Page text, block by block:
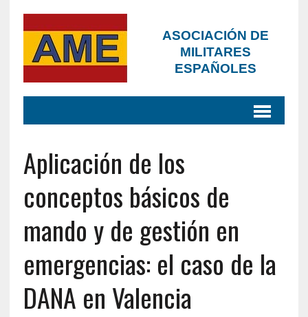
ASOCIACIÓN DE
MILITARES
ESPAÑOLES
Aplicación de los
conceptos básicos de
mando y de gestión en
emergencias: el caso de la
DANA en Valencia